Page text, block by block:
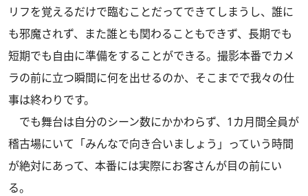
リフを覚えるだけで臨むことだってできてしまうし、誰に
も邪魔されず、また誰とも関わることもできず、長期でも
短期でも自由に準備をすることができる。撮影本番でカメ
ラの前に立つ瞬間に何を出せるのか、そこまでで我々の仕
事は終わりです。
でも舞台は自分のシーン数にかかわらず、1カ月間全員が
稽古場にいて「みんなで向き合いましょう」っていう時間
が絶対にあって、本番には実際にお客さんが目の前にい
る。